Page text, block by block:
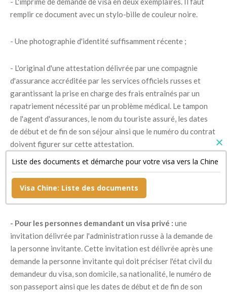
remplir ce document avec un stylo-bille de couleur noire.
- Une photographie d'identité suffisamment récente ;
- L'original d'une attestation délivrée par une compagnie
d'assurance accréditée par les services officiels russes et
garantissant la prise en charge des frais entraînés par un
rapatriement nécessité par un problème médical. Le tampon
de l'agent d'assurances, le nom du touriste assuré, les dates
de début et de fin de son séjour ainsi que le numéro du contrat
doivent figurer sur cette attestation.
- Un document confirmant la réservation de sa chambre
d'hôtel si son séjour est bref ainsi qu'une copie de son billet de
retour ;
- Pour les personnes demandant un visa privé : une
invitation délivrée par l'administration russe à la demande de
la personne invitante. Cette invitation est délivrée après une
demande la personne invitante qui doit préciser l'état civil du
demandeur du visa, son domicile, sa nationalité, le numéro de
son passeport ainsi que les dates de début et de fin de son
Liste des documents et démarche pour votre visa vers la Chine
Visa Chine: Liste des documents